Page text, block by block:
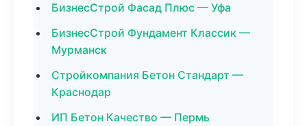
БизнесСтрой Фасад Плюс — Уфа
БизнесСтрой Фундамент Классик —
Мурманск
Стройкомпания Бетон Стандарт —
Краснодар
ИП Бетон Качество — Пермь